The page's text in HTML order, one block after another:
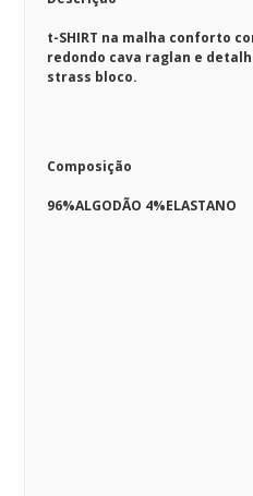
t-SHIRT na malha conforto
redondo cava raglan e
strass bloco.
Composição
96%ALGODÃO 4%ELASTANO